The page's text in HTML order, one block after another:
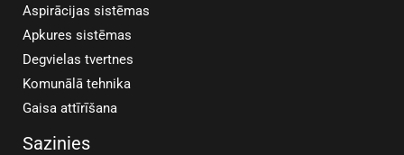
Aspirācijas sistēmas
Apkures sistēmas
Degvielas tvertnes
Komunālā tehnika
Gaisa attīrīšana
Sazinies